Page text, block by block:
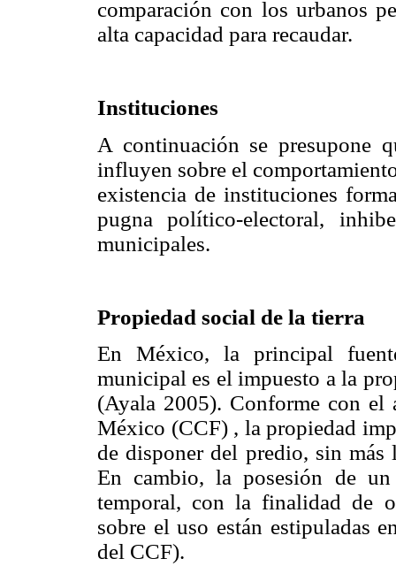
comparación con los urbanos
alta capacidad para recaudar.
Instituciones
A continuación se presupone
influyen sobre el
existencia de instituciones
pugna político-electoral,
municipales.
Propiedad social de la tierra
En México, la principal
municipal es el impuesto a la
(Ayala 2005). Conforme con
México (CCF) , la propiedad
de disponer del predio, sin más
En cambio, la posesión de
temporal, con la finalidad de
sobre el uso están estipuladas
del CCF).